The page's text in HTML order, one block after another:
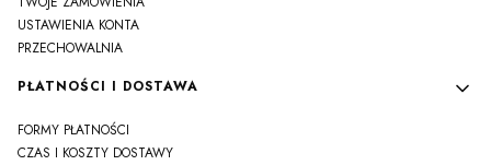
USTAWIENIA KONTA
PRZECHOWALNIA
PŁATNOŚCI I DOSTAWA
FORMY PŁATNOŚCI
CZAS I KOSZTY DOSTAWY